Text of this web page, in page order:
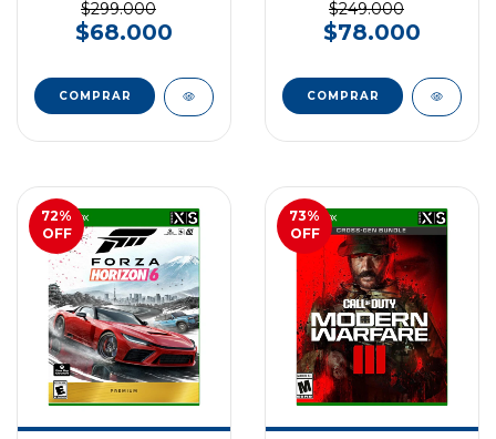
$299.000
$68.000
$249.000
$78.000
72%
OFF
73%
OFF